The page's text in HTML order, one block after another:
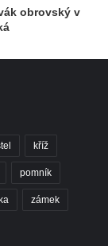
obrovský v
kříž
pomník
zámek